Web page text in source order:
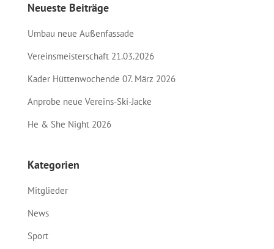
Neueste Beiträge
Umbau neue Außenfassade
Vereinsmeisterschaft 21.03.2026
Kader Hüttenwochende 07. März 2026
Anprobe neue Vereins-Ski-Jacke
He & She Night 2026
Kategorien
Mitglieder
News
Sport